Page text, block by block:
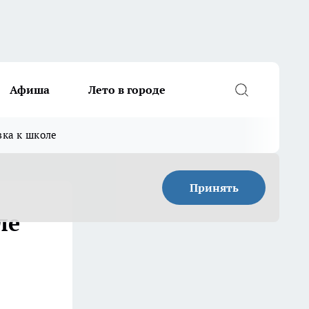
Афиша Лето в городе
к школе
Принять